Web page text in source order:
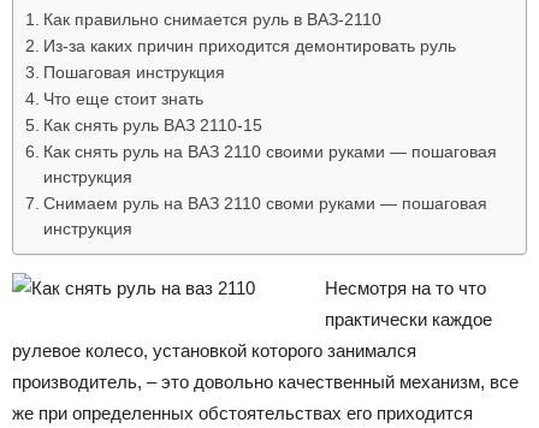
ВАЗ
Как правильно снимается руль в ВАЗ-2110
Из-за каких причин приходится демонтировать руль
Пошаговая инструкция
Что еще стоит знать
Как снять руль ВАЗ 2110-15
Как снять руль на ВАЗ 2110 своими руками — пошаговая
инструкция
Снимаем руль на ВАЗ 2110 своми руками — пошаговая
инструкция
Несмотря на то что
практически каждое
рулевое колесо, установкой которого занимался
производитель, – это довольно качественный механизм, все
же при определенных обстоятельствах его приходится